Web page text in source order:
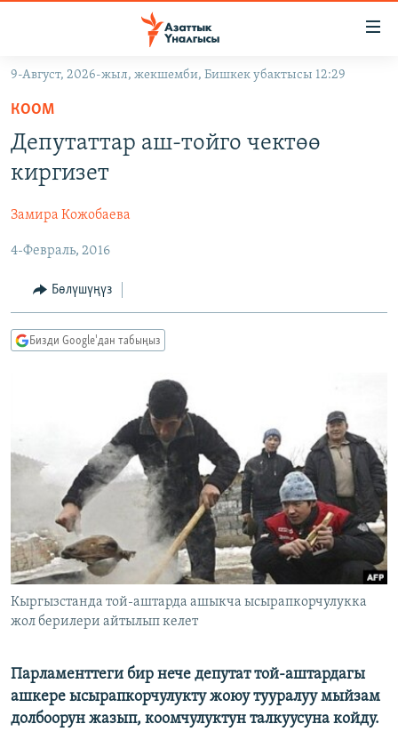
Навигацияга
өтүңүз
Издөөгө
салыңызКЫРГЫЗСТАН
ЭКОНОМИКА
МАДАНИЯТ
ДҮЙНӨ
БОРБОР АЗИЯ
УКРАИНА
АТАЙЫН ИЛИКТӨӨ
ТВ ПРОГРАММАЛАР
БҮГҮН АЗАТТЫКТА
БИЗ ЖАНА ДҮЙНӨ
ЫҢГАЙСЫЗ СУРООЛОР
ПОДКАСТ
ӨЗГӨЧӨ ПИКИР
ЭЕ/АРнун бардык сайттары
9-Август, 2026-жыл, жекшемби, Бишкек убактысы 12:29
КООМ
Депутаттар аш-тойго чектөө
киргизет
Замира Кожобаева
4-Февраль, 2016
Бөлүшүңүз
Бизди Google'дан табыңыз
Кыргызстанда той-аштарда ашыкча ысырапкорчулукка
жол берилери айтылып келет
Парламенттеги бир нече депутат той-аштардагы
ашкере ысырапкорчулукту жоюу тууралуу мыйзам
долбоорун жазып, коомчулуктун талкуусуна койду.